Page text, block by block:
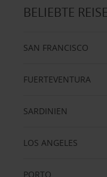
BELIEBTE
SAN FRANCISCO
FUERTEVENTURA
SARDINIEN
LOS ANGELES
PORTO